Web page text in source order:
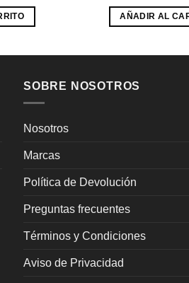
AÑADIR AL
SOBRE NOSOTROS
Nosotros
Marcas
Política de Devolución
Preguntas frecuentes
Términos y Condiciones
Aviso de Privacidad